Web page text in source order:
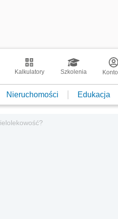
Kalkulatory Szkolenia Konto
Nieruchomości Edukacja